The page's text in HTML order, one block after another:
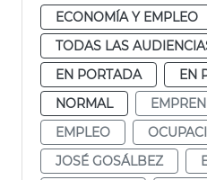
ECONOMÍA Y EMPLEO
TODAS LAS
EN PORTADA
EN
NORMAL
EMPLEO
JOSÉ GOSÁLBEZ